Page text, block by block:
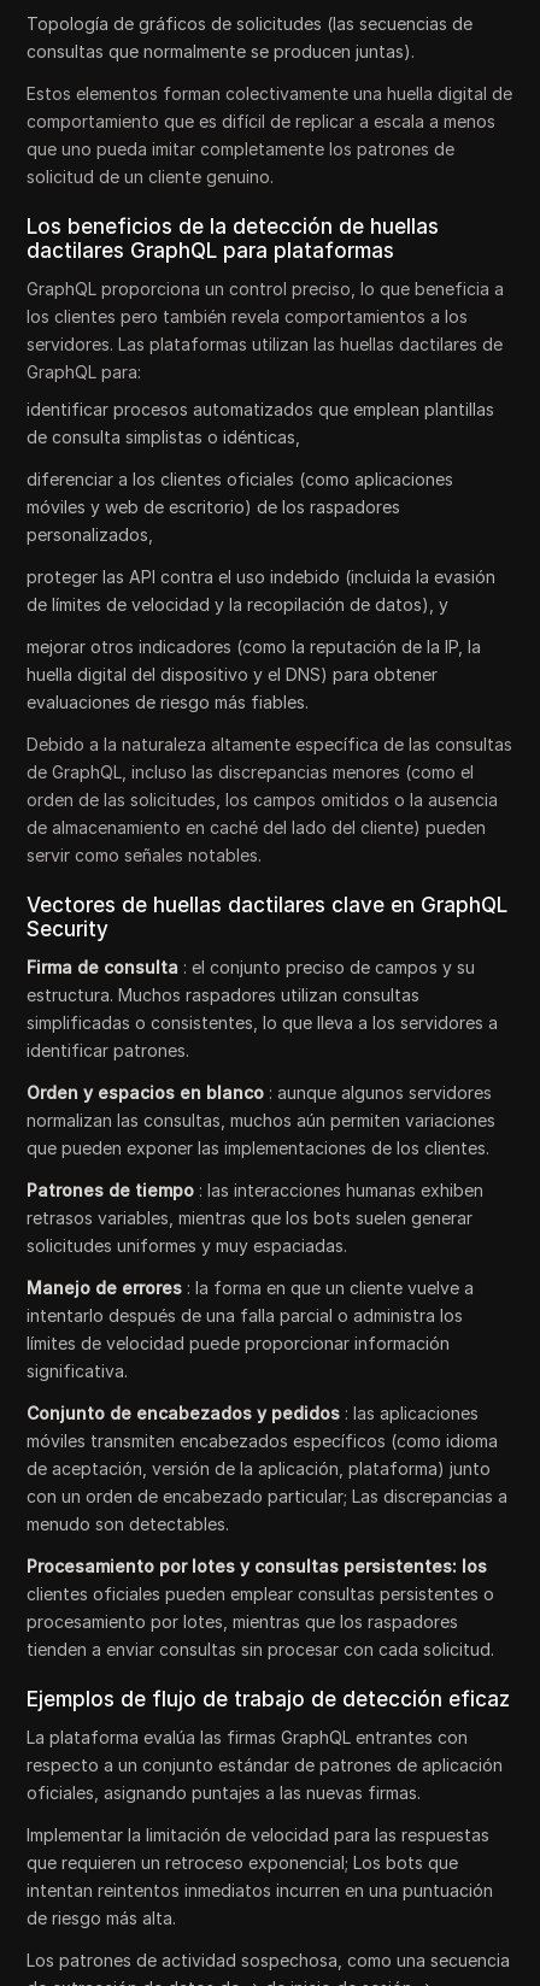
Topología de gráficos de solicitudes (las secuencias de
consultas que normalmente se producen juntas).
Estos elementos forman colectivamente una huella digital de
comportamiento que es difícil de replicar a escala a menos
que uno pueda imitar completamente los patrones de
solicitud de un cliente genuino.
Los beneficios de la detección de huellas
dactilares GraphQL para plataformas
GraphQL proporciona un control preciso, lo que beneficia a
los clientes pero también revela comportamientos a los
servidores. Las plataformas utilizan las huellas dactilares de
GraphQL para:
identificar procesos automatizados que emplean plantillas
de consulta simplistas o idénticas,
diferenciar a los clientes oficiales (como aplicaciones
móviles y web de escritorio) de los raspadores
personalizados,
proteger las API contra el uso indebido (incluida la evasión
de límites de velocidad y la recopilación de datos), y
mejorar otros indicadores (como la reputación de la IP, la
huella digital del dispositivo y el DNS) para obtener
evaluaciones de riesgo más fiables.
Debido a la naturaleza altamente específica de las consultas
de GraphQL, incluso las discrepancias menores (como el
orden de las solicitudes, los campos omitidos o la ausencia
de almacenamiento en caché del lado del cliente) pueden
servir como señales notables.
Vectores de huellas dactilares clave en GraphQL
Security
Firma de consulta : el conjunto preciso de campos y su
estructura. Muchos raspadores utilizan consultas
simplificadas o consistentes, lo que lleva a los servidores a
identificar patrones.
Orden y espacios en blanco : aunque algunos servidores
normalizan las consultas, muchos aún permiten variaciones
que pueden exponer las implementaciones de los clientes.
Patrones de tiempo : las interacciones humanas exhiben
retrasos variables, mientras que los bots suelen generar
solicitudes uniformes y muy espaciadas.
Manejo de errores : la forma en que un cliente vuelve a
intentarlo después de una falla parcial o administra los
límites de velocidad puede proporcionar información
significativa.
Conjunto de encabezados y pedidos : las aplicaciones
móviles transmiten encabezados específicos (como idioma
de aceptación, versión de la aplicación, plataforma) junto
con un orden de encabezado particular; Las discrepancias a
menudo son detectables.
Procesamiento por lotes y consultas persistentes: los
clientes oficiales pueden emplear consultas persistentes o
procesamiento por lotes, mientras que los raspadores
tienden a enviar consultas sin procesar con cada solicitud.
Ejemplos de flujo de trabajo de detección eficaz
La plataforma evalúa las firmas GraphQL entrantes con
respecto a un conjunto estándar de patrones de aplicación
oficiales, asignando puntajes a las nuevas firmas.
Implementar la limitación de velocidad para las respuestas
que requieren un retroceso exponencial; Los bots que
intentan reintentos inmediatos incurren en una puntuación
de riesgo más alta.
Los patrones de actividad sospechosa, como una secuencia